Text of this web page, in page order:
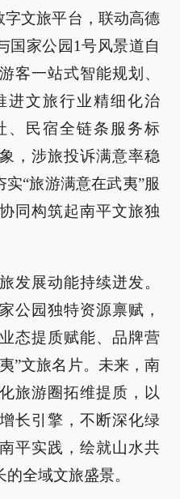
字文旅平台，联动高德
国家公园1号风景道自
客一站式智能规划、
进文旅行业精细化治
、民宿全链条服务标
，涉旅投诉满意率稳
“旅游满意在武夷”服
同构筑起南平文旅独
发展动能持续迸发。
公园独特资源禀赋，
态提质赋能、品牌营
”文旅名片。未来，南
旅游圈拓维提质，以
长引擎，不断深化绿
平实践，绘就山水共
全域文旅盛景。